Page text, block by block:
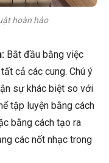
hoàn hảo
Bắt đầu bằng việc
cả các cung. Chú ý
sự khác biệt so với
tập luyện bằng cách
bằng cách tạo ra
các nốt nhạc trong